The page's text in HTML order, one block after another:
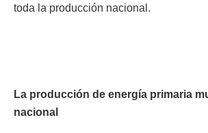
toda la producción nacional.
La producción de energía primaria
nacional